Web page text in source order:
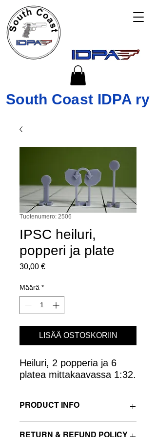
South Coast IDPA ry
Tuotenumero: 2506
IPSC heiluri,
popperi ja plate
30,00 €Hinta
Määrä *
LISÄÄ OSTOSKORIIN
Heiluri, 2 popperia ja 6
platea mittakaavassa 1:32.
PRODUCT INFO
RETURN & REFUND POLICY